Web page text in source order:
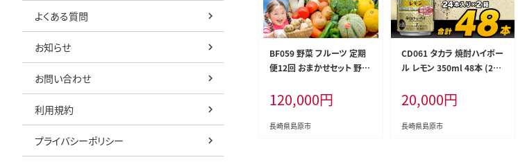
よくある質問
お知らせ
お問い合わせ
利用規約
プライバシーポリシー
BF059 野菜 フルーツ 定期
便12回 おまかせセット 野菜
[ 野菜 果物 フルーツ 卵 鶏
卵 セット 詰め合わせ 産地直
送 春 夏 秋 冬 フードショッ
120,000円
長崎県島原市
CD061 タカラ 焼酎ハイボー
ル レモン 350ml 48本 (24
ara 焼酎 酎ハイ チューハイ
ハイボール れもん 檸檬 7%
人気 おすすめ ギフト プレゼ
20,000円
長崎県島原市